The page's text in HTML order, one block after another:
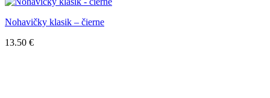
Nohavičky klasik – čierne
13.50 €